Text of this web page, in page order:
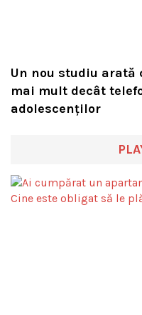
Un nou studiu arată
mai mult decât
adolescenților